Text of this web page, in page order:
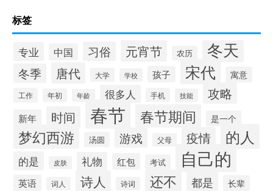
标签
专业 中国 习俗 元宵节 农历 冬天
冬季 唐代 大学 学校 孩子 宋代 寓意
工作 年初 年龄 很多人 手机 技能 攻略
新年 时间 春节 春节期间 是一个
梦幻西游 汤圆 游戏 父母 疫情 的人
的是 皮肤 礼物 红包 考试 自己的
英语 词人 诗人 诗词 还不 都是 长辈